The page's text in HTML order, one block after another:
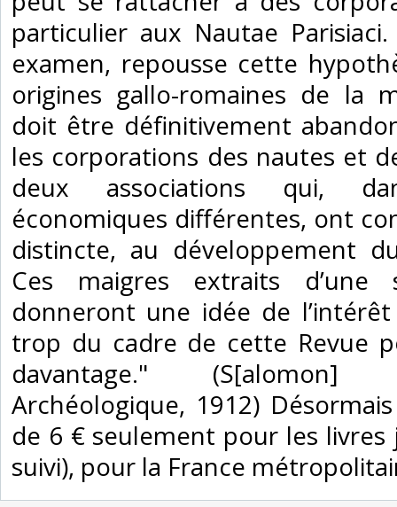
particulier aux Nautae
examen, repousse cette
origines gallo-romaines de la
doit être définitivement
les corporations des nautes et
deux associations qui,
économiques différentes, ont
distincte, au développement
Ces maigres extraits d’une
donneront une idée de
trop du cadre de cette Revue
davantage." (S[alomon]
Archéologique, 1912)
de 6 € seulement pour les livres
suivi), pour la France